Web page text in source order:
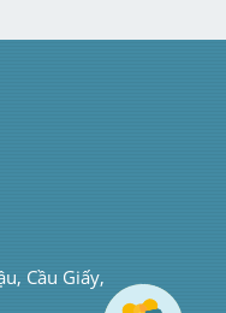
Cầu Giấy,